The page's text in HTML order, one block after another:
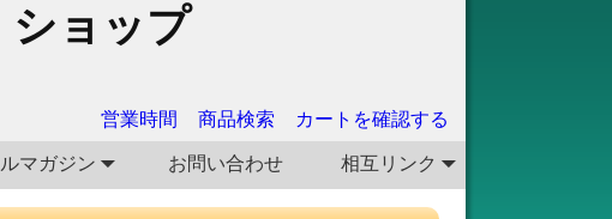
ョップ
営業時間 商品検索
カートを確認する
マガジン お問い合わせ 相互リンク